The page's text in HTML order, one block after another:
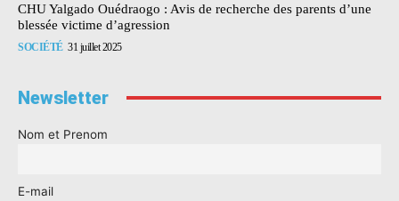
CHU Yalgado Ouédraogo : Avis de recherche des parents d’une
blessée victime d’agression
SOCIÉTÉ 31 juillet 2025
Newsletter
Nom et Prenom
E-mail